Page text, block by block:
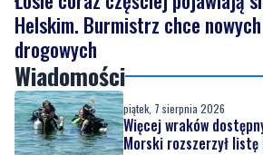
Helskim. Burmistrz chce
drogowych
Wiadomości
piątek, 7 sierpnia 2026
Więcej wraków
Morski rozszerzył